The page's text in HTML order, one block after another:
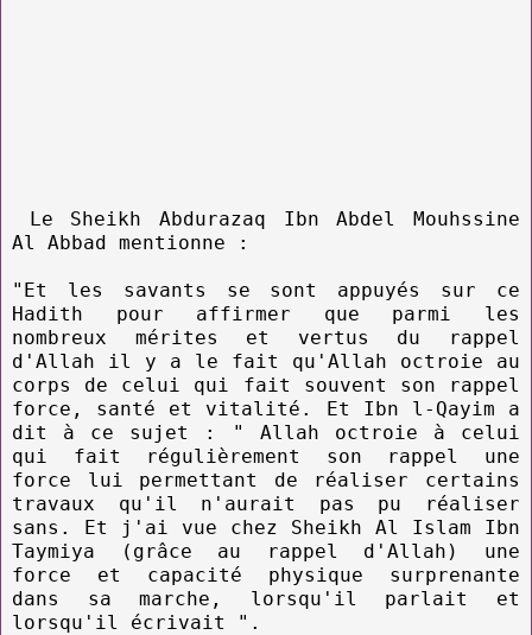
Le Sheikh Abdurazaq Ibn Abdel Mouhssine
Al Abbad mentionne :
"Et les savants se sont appuyés sur ce
Hadith pour affirmer que parmi les
nombreux mérites et vertus du rappel
d'Allah il y a le fait qu'Allah octroie au
corps de celui qui fait souvent son rappel
force, santé et vitalité. Et Ibn l-Qayim a
dit à ce sujet : " Allah octroie à celui
qui fait régulièrement son rappel une
force lui permettant de réaliser certains
travaux qu'il n'aurait pas pu réaliser
sans. Et j'ai vue chez Sheikh Al Islam Ibn
Taymiya (grâce au rappel d'Allah) une
force et capacité physique surprenante
dans sa marche, lorsqu'il parlait et
lorsqu'il écrivait ".